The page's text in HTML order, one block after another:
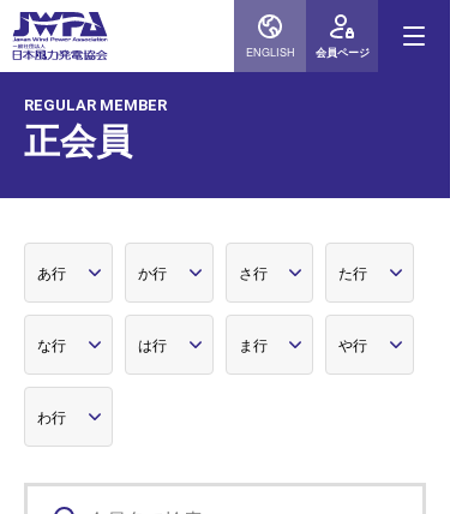
ENGLISH 会員ページ
REGULAR MEMBER
正会員
あ行 か行 さ行 た行
な行 は行 ま行 や行
わ行